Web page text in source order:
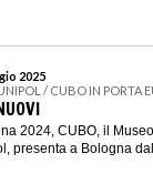
2025
/ CUBO IN PORTA
2024, CUBO, il Museo
presenta a Bologna